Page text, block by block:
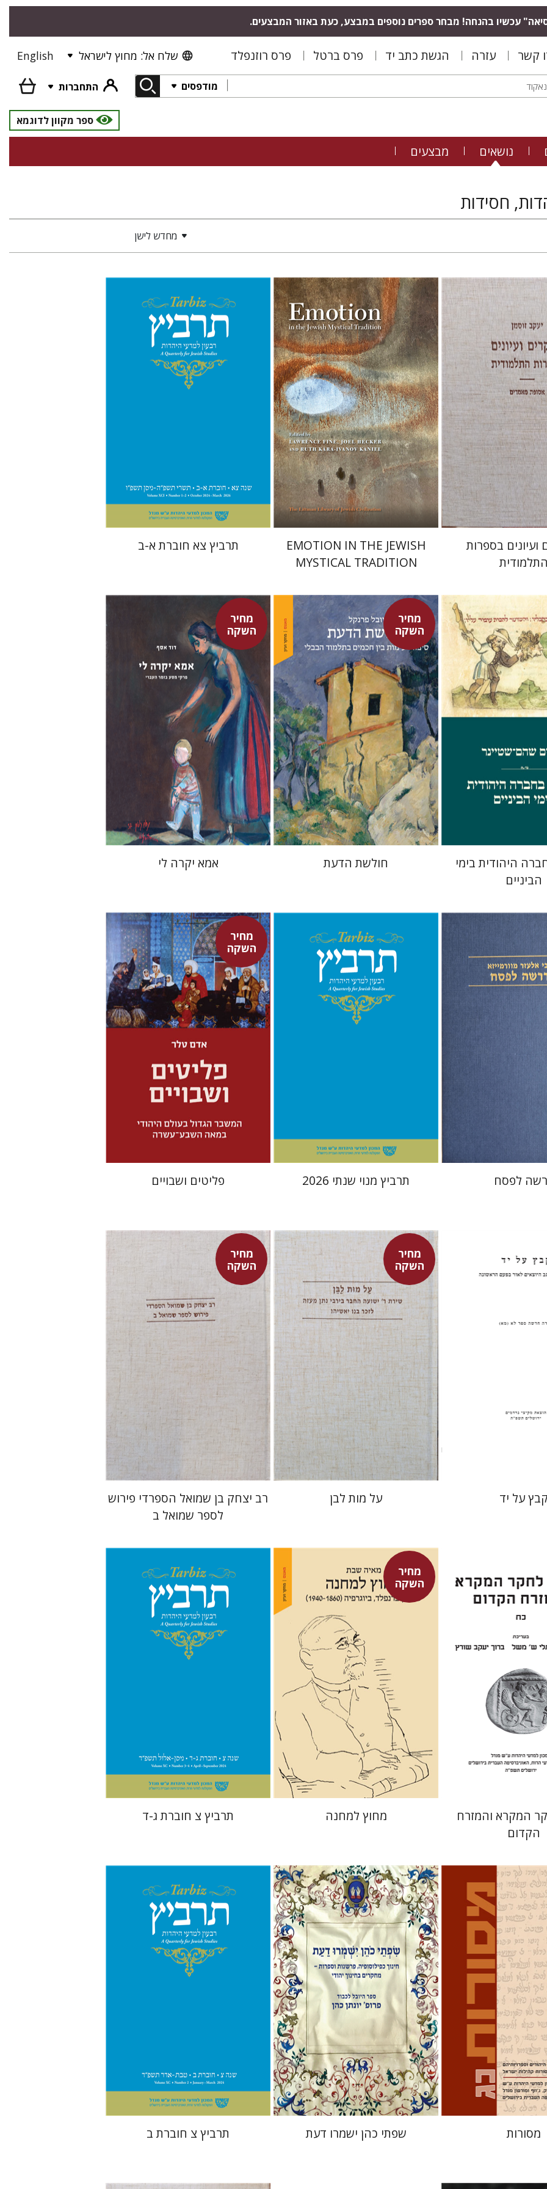
עכשיו בהנחה! מבחר ספרים נוספים במבצע, כעת באזור המבצעים.
קשר עזרה הגשת כתב יד פרס ברטל פרס רוזנפלד שלח אל: מחוץ לישראל English
מודפסים
התחברות
ספר מקוון לדוגמא
נושאים מבצעים
חסידות
מחדש לישן
מחיר השקה
$78
$55
בספרות
התלמודית
רות קרא-איוונוב קניאל
ג'ואל
הקר
לורנס פיין
הנחת אתר ספר מודפס
$85
$76
EMOTION IN THE JEWISH
MYSTICAL TRADITION
מיכאל סיגל יהונתן גארב
$63
$57
תרביץ צא חוברת א-ב
שטיינר
מחיר השקה
$42
$29
היהודית בימי
הביניים
מחיר
השקהיובל פרנקל
מחיר השקה
$46
$32
חולשת הדעת
מחיר
השקהדוד אסף
מחיר השקה
$53
$37
אמא יקרה לי
לפסח תרביץ מנוי שנתי 2026
מחיר
השקה
אדם טלר
דורון מגן
מחיר השקה
$46
$32
פליטים ושבויים
אתר ספר מודפס
קבץ על יד
מחיר
השקה
שולמית אליצור
מחיר השקה
$39
$27
על מות לבן
מחיר
השקה
שמעון שטובר
מחיר השקה
$50
$35
רב יצחק בן שמואל הספרדי פירוש
לספר שמואל ב
נפתלי ש' משל
ברוך
$46
$41
המקרא והמזרח
הקדום
מחיר
השקה
מאיה שבת
מחיר השקה
$42
$29
מחוץ למחנה
יהונתן גארב מיכאל סיגל
$63
$57
תרביץ צ חוברת ג-ד
עפרה תירוש-בקר
אתר ספר מודפס
$35
$32
מסורות
אלי הולצר אבינועם רוזנק
הנחת אתר ספר מודפס
$46
$41
שפתי כהן ישמרו דעת
יהונתן גארב מיכאל סיגל
$29
$26
תרביץ צ חוברת ב